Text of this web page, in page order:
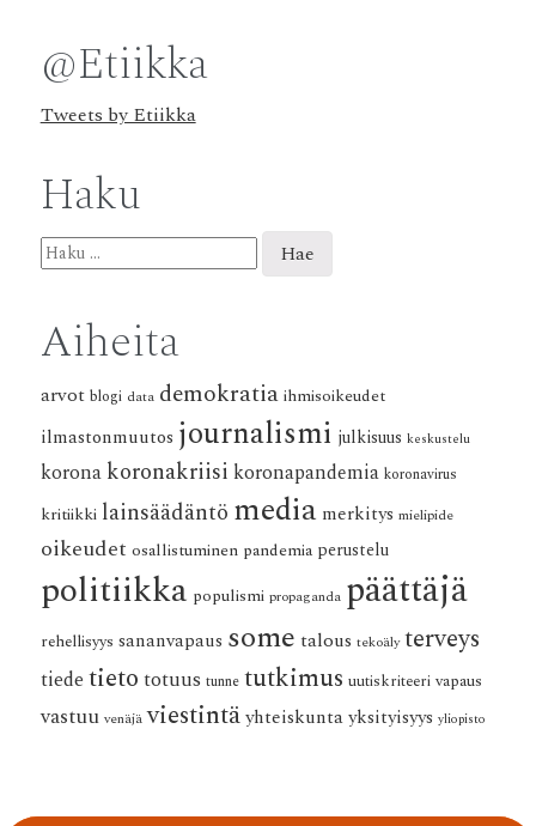
@Etiikka
Tweets by Etiikka
Haku
Haku:
Aiheita
arvot blogi data demokratia ihmisoikeudet
ilmastonmuutos journalismi julkisuus keskustelu
korona koronakriisi koronapandemia koronavirus
kritiikki lainsäädäntö media merkitys mielipide
oikeudet osallistuminen pandemia perustelu
politiikka populismi propaganda päättäjä
rehellisyys sananvapaus some talous tekoäly terveys
tiede tieto totuus tunne tutkimus uutiskriteeri vapaus
vastuu venäjä viestintäyhteiskuntayksityisyys yliopisto